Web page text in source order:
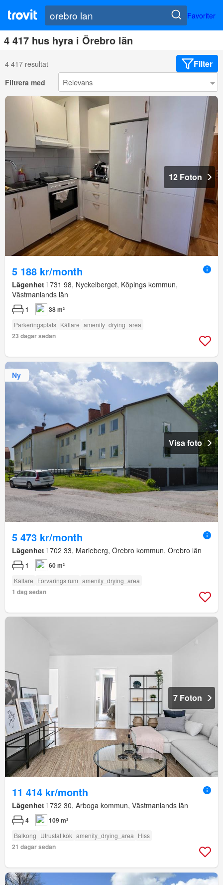
Favoriter
4 417 hus hyra i Örebro län
4 417 resultat Filter
Filtrera med
12 Foton
5 188 kr/month
Lägenhet i 731 98, Nyckelberget, Köpings kommun,
Västmanlands län
1 38 m²
Parkeringsplats Källare amenity_drying_area
23 dagar sedan
Ny
Visa foto
5 473 kr/month
Lägenhet i 702 33, Marieberg, Örebro kommun, Örebro län
1 60 m²
Källare Förvarings rum amenity_drying_area
1 dag sedan
7 Foton
11 414 kr/month
Lägenhet i 732 30, Arboga kommun, Västmanlands län
4 109 m²
Balkong Utrustat kök amenity_drying_area Hiss
21 dagar sedan